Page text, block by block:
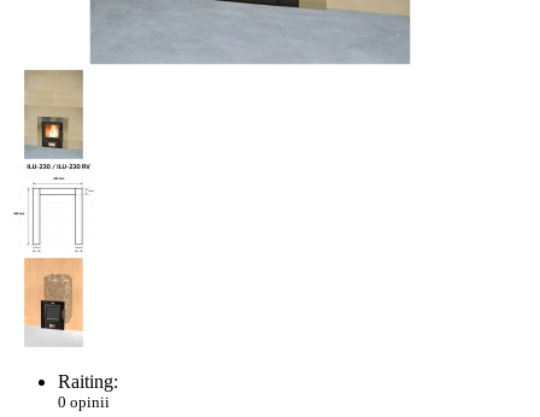
Raiting:
0 opinii